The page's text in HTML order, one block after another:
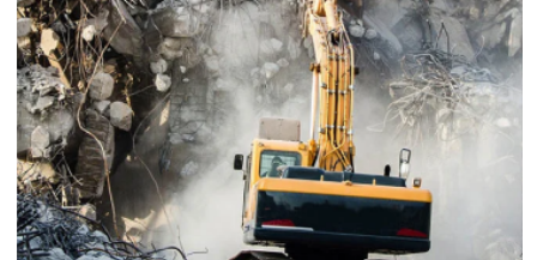
подготовка участка к строительству